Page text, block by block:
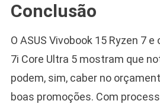
Conclusão
O ASUS Vivobook 15 Ryzen 7 e
7i Core Ultra 5 mostram que
podem, sim, caber no
boas promoções. Com